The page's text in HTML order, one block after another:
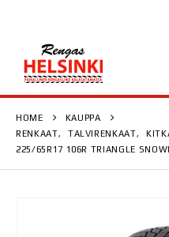
HOME
KAUPPA
RENKAAT, TALVIRENKAAT,
225/65R17 106R TRIANGLE